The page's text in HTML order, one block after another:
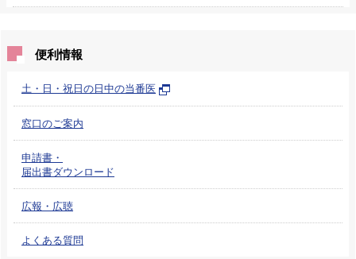
便利情報
土・日・祝日の日中の当番医
窓口のご案内
申請書・
届出書ダウンロード
広報・広聴
よくある質問